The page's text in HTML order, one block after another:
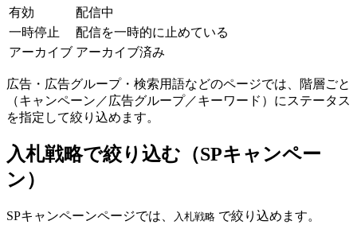
有効
配信中
一時停止
配信を一時的に止めている
アーカイブ アーカイブ済み
広告・広告グループ・検索用語などのページでは、階層ごと
（キャンペーン／広告グループ／キーワード）にステータス
を指定して絞り込めます。
入札戦略で絞り込む（SPキャンペー
ン）
SPキャンペーンページでは、 入札戦略 で絞り込めます。